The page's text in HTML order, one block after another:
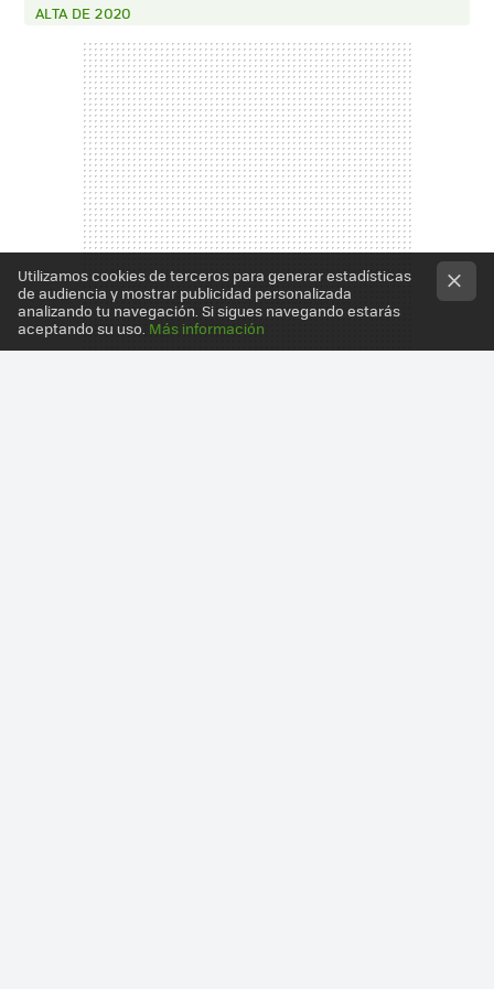
ALTA DE 2020
Utilizamos cookies de terceros para generar estadísticas
de audiencia y mostrar publicidad personalizada
analizando tu navegación. Si sigues navegando estarás
aceptando su uso. Más información